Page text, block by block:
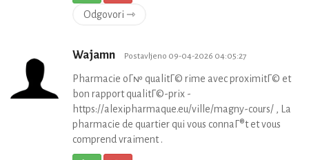
Odgovori ⇾
Wajamn Postavljeno 09-04-2026 04:05:27
Pharmacie oГ№ qualitГ© rime avec proximitГ© et
bon rapport qualitГ©-prix -
https://alexipharmaque.eu/ville/magny-cours/ , La
pharmacie de quartier qui vous connaГ®t et vous
comprend vraiment .